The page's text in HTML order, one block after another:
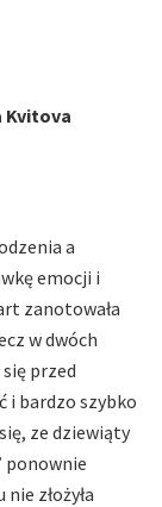
Kvitova
a
emocji i
zanotowała
w dwóch
przed
i bardzo szybko
ze dziewiąty
ponownie
złożyła